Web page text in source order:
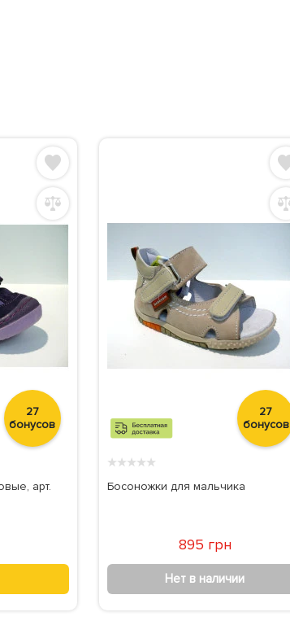
27
бонусов
арт.
27
бонусов
★★★★★
Босоножки для мальчика
895 грн
Нет в наличии